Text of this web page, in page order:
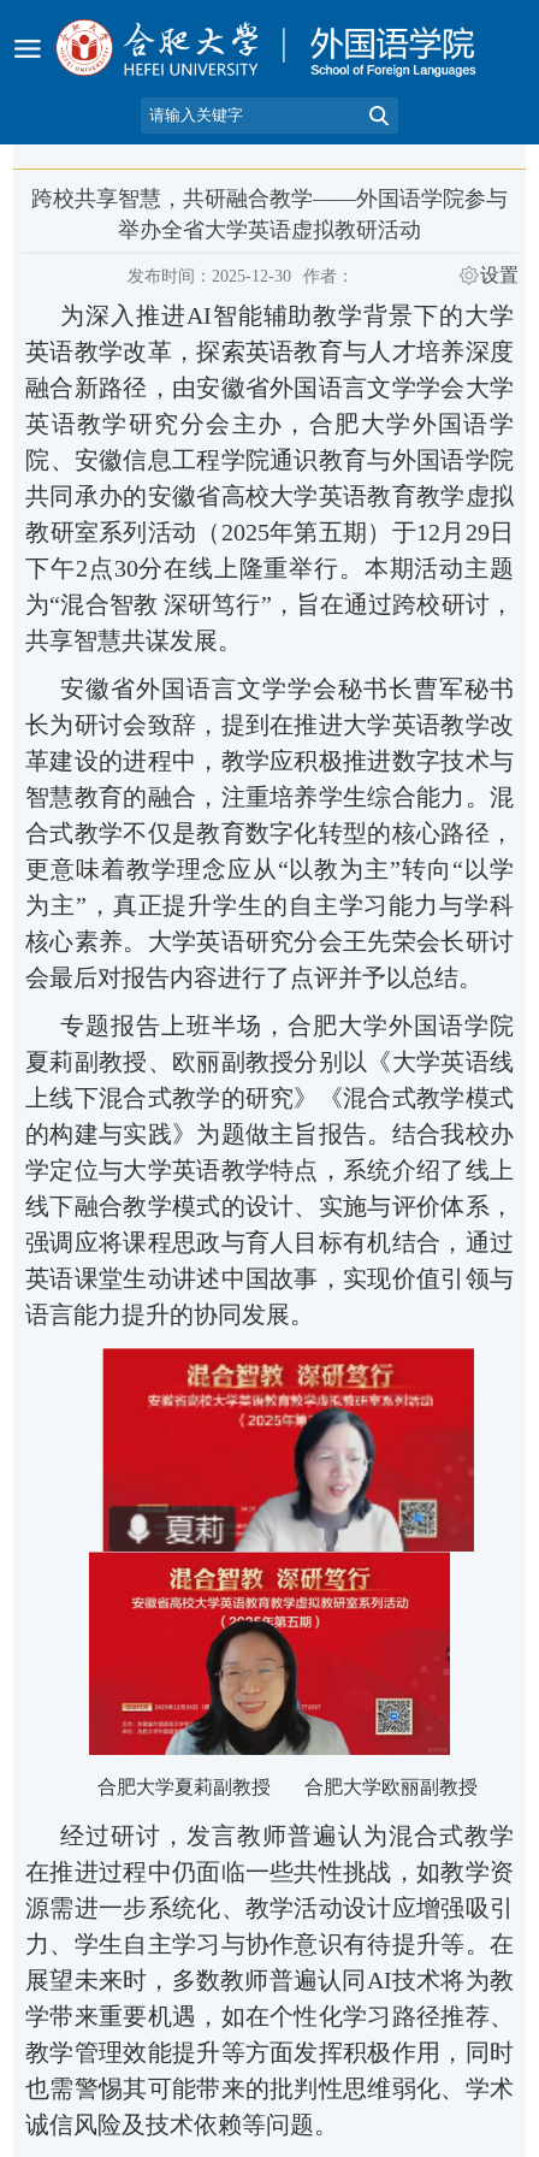
跨校共享智慧，共研融合教学——外国语学院参与
举办全省大学英语虚拟教研活动
发布时间：2025-12-30 作者： 设置
为深入推进AI智能辅助教学背景下的大学
英语教学改革，探索英语教育与人才培养深度
融合新路径，由安徽省外国语言文学学会大学
英语教学研究分会主办，合肥大学外国语学
院、 安徽信息工程学院通识教育与外国语学院
共同 承办的安徽省高校大学英语教育教学虚拟
教研室系列活动（ 2025年第五期）于12月29日
下午2点30分在线上隆重举行。本期活动主题
为“混合智教 深研笃行”，旨在通过跨校研讨，
共享智慧共谋发展。
安徽省外国语言文学学会秘书长曹军秘书
长为研讨会致辞，提到在推进大学英语教学改
革建设的进程中，教学应积极推进数字技术与
智慧教育的融合，注重培养学生综合能力。混
合式教学不仅是教育数字化转型的核心路径，
更意味着教学理念应从“以教为主”转向“以学
为主”，真正提升学生的自主学习能力与学科
核心素养。大学英语研究分会王先荣会长研讨
会最后对报告内容进行了点评并予以总结。
专题报告上班半场 ，合肥大学外国语学院
夏莉副教授、 欧丽副教授分别以 《大学英语线
上线下混合式教学的研究》《混合式教学模式
的构建与实践》为题做主旨报告。结合我校办
学定位与大学英语教学特点，系统介绍了线上
线下融合教学模式的设计、实施与评价体系 ，
强调应将课程思政与育人目标有机结合，通过
英语课堂生动讲述中国故事，实现价值引领与
语言能力提升的协同发展。
合肥大学夏莉副教授 合肥大学欧丽副教授
经过研讨， 发言教师普遍认为混合式教学
在推进过程中仍面临一些共性挑战，如教学资
源需进一步系统化、教学活动设计应增强吸引
力、学生自主学习与协作意识有待提升等。在
展望未来时， 多数教师普遍认同AI技术将为教
学带来重要机遇，如在个性化学习路径推荐、
教学管理效能提升等方面发挥积极作用，同时
也需警惕其可能带来的批判性思维弱化、学术
诚信风险及技术依赖等问题。